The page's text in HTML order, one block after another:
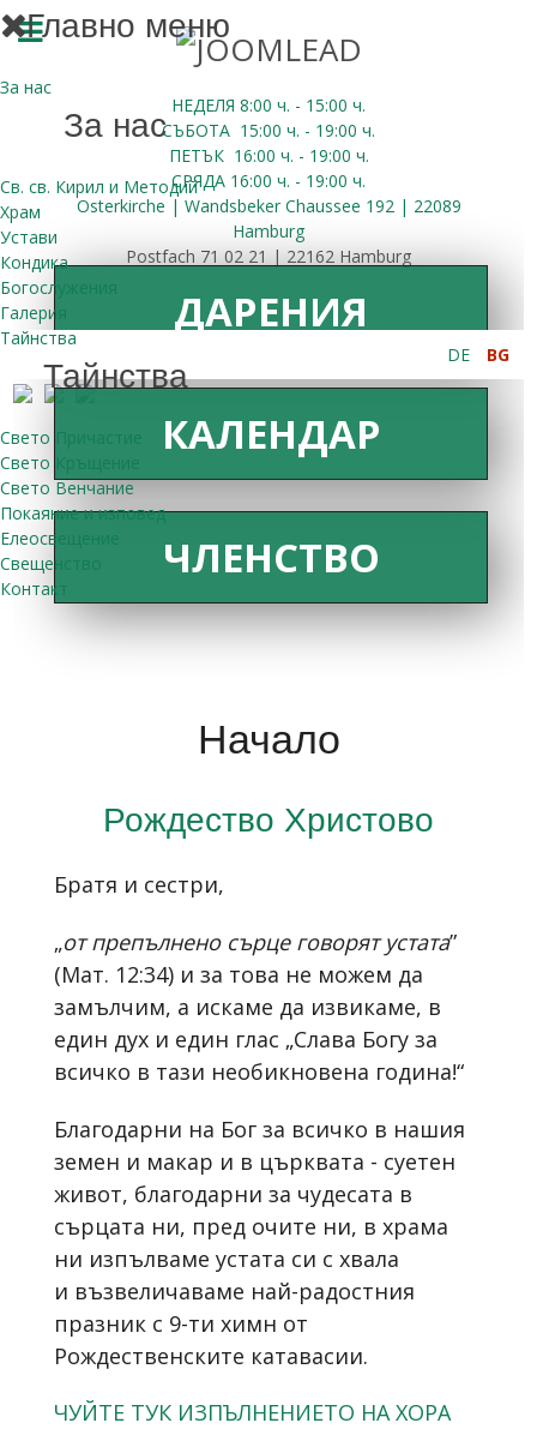
НЕДЕЛЯ 8:00 ч. - 15:00 ч.
СЪБОТА 15:00 ч. - 19:00 ч.
ПЕТЪК 16:00 ч. - 19:00 ч.
СРЯДА 16:00 ч. - 19:00 ч.
Osterkirche | Wandsbeker Chaussee 192 | 22089
Hamburg
Postfach 71 02 21 | 22162 Hamburg
Главно меню
За нас
За нас
Св. св. Кирил и Методий
Храм
Устави
Кондика
Богослужения
Галерия
Тайнства
Тайнства
Свето Причастие
Свето Кръщение
Свето Венчание
Покаяние и изповед
Елеосвещение
Свещенство
Контакт
DE BG
ДАРЕНИЯ
КАЛЕНДАР
ЧЛЕНСТВО
Начало
Рождество Христово
Братя и сестри,
„от препълнено сърце говорят устата”
(Мат. 12:34) и за това не можем да
замълчим, а искаме да извикаме, в
един дух и един глас „Слава Богу за
всичко в тази необикновена година!“
Благодарни на Бог за всичко в нашия
земен и макар и в църквата - суетен
живот, благодарни за чудесата в
сърцата ни, пред очите ни, в храма
ни изпълваме устата си с хвала
и възвеличаваме най-радостния
празник с 9-ти химн от
Рождественските катавасии.
ЧУЙТЕ ТУК ИЗПЪЛНЕНИЕТО НА ХОРА